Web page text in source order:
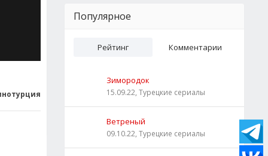
Популярное
Рейтинг Комментарии
Зимородок
15.09.22, Турецкие сериалы
Ветреный
09.10.22, Турецкие сериалы